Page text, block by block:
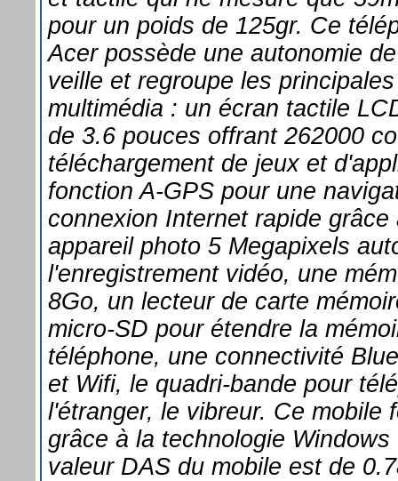
pour un poids de 125gr. Ce
Acer possède une autonomie
veille et regroupe les
multimédia : un écran tactile
de 3.6 pouces offrant 262000
téléchargement de jeux et
fonction A-GPS pour une
connexion Internet rapide grâce
appareil photo 5 Megapixels
l'enregistrement vidéo, une
8Go, un lecteur de carte
micro-SD pour étendre la
téléphone, une connectivité
et Wifi, le quadri-bande pour
l'étranger, le vibreur. Ce mobile
grâce à la technologie Windows
valeur DAS du mobile est de